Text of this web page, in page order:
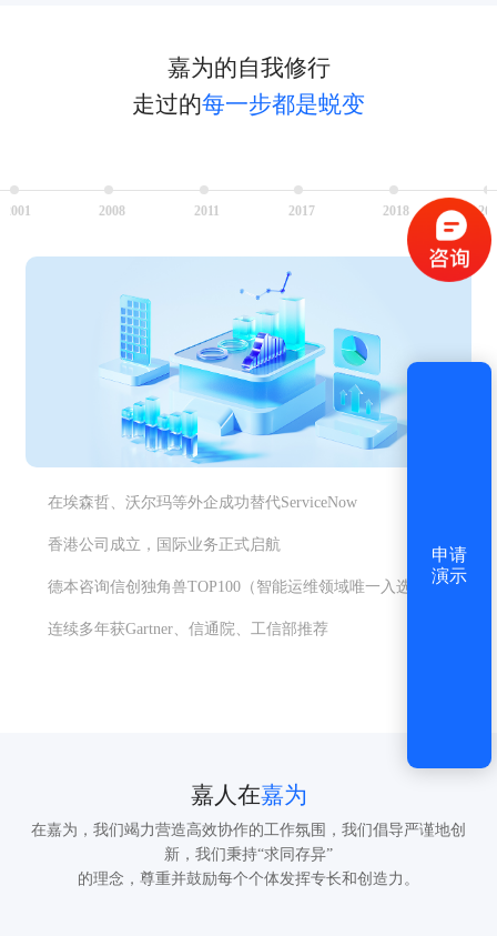
嘉为的自我修行
走过的每一步都是蜕变
2001 2008 2011 2017 2018
在埃森哲、沃尔玛等外企成功替代ServiceNow
香港公司成立，国际业务正式启航
德本咨询信创独角兽TOP100（智能运维领域唯一入选）
连续多年获Gartner、信通院、工信部推荐
嘉人在嘉为
在嘉为，我们竭力营造高效协作的工作氛围，我们倡导严谨地创
新，我们秉持“求同存异”
的理念，尊重并鼓励每个个体发挥专长和创造力。
获取验证码
登录
还没有账号？立即注册
申请
演示